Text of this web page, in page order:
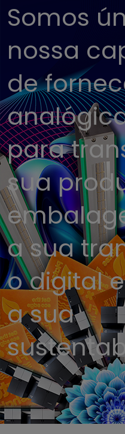
Somos
nossa
de
para
sua
a sua
o digital
a sua